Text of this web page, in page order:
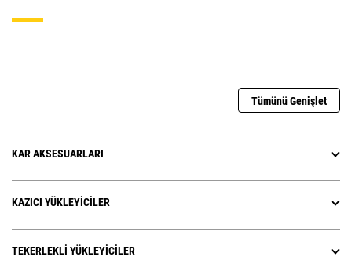
Tümünü Genişlet
KAR AKSESUARLARI
KAZICI YÜKLEYICILER
TEKERLEKLI YÜKLEYICILER